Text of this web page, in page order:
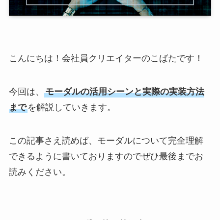
こんにちは！会社員クリエイターのこばたです！
今回は、 モーダルの活用シーンと実際の実装方法
までを解説していきます。
この記事さえ読めば、モーダルについて完全理解
できるように書いておりますのでぜひ最後までお
読みください。